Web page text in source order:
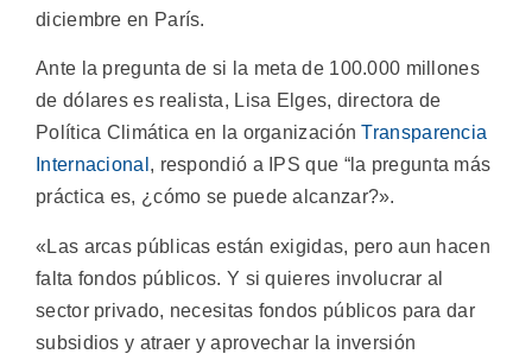
diciembre en París.
Ante la pregunta de si la meta de 100.000 millones
de dólares es realista, Lisa Elges, directora de
Política Climática en la organización Transparencia
Internacional , respondió a IPS que “la pregunta más
práctica es, ¿cómo se puede alcanzar?».
«Las arcas públicas están exigidas, pero aun hacen
falta fondos públicos. Y si quieres involucrar al
sector privado, necesitas fondos públicos para dar
subsidios y atraer y aprovechar la inversión